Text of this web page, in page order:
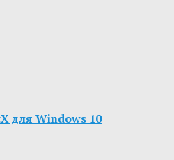
для Windows 10